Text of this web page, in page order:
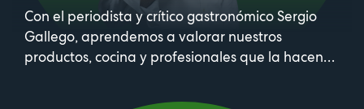
Con el periodista y crítico gastronómico Sergio
Gallego, aprendemos a valorar nuestros
productos, cocina y profesionales que la hacen